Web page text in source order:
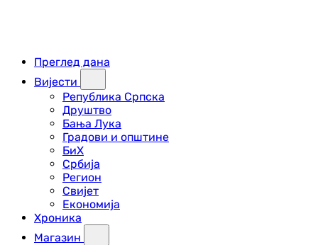
Преглед дана
Вијести
Република Српска
Друштво
Бања Лука
Градови и општине
БиХ
Србија
Регион
Свијет
Економија
Хроника
Магазин